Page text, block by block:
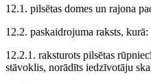
12.1. pilsētas domes un rajona
12.2. paskaidrojuma raksts, kurā:
12.2.1. raksturots pilsētas
stāvoklis, norādīts iedzīvotāju